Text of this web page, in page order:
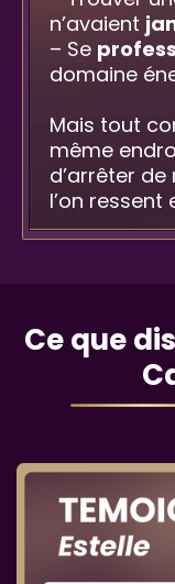
n’avaient
– Se
domaine
Mais tout
même
d’arrêter de
l’on ressent
Ce que